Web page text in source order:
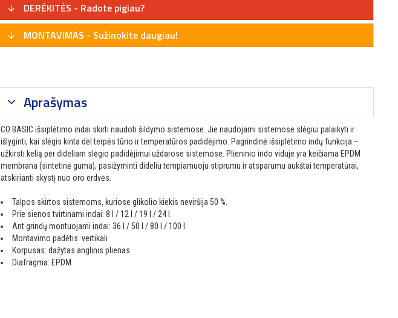
DERĖKITĖS - Radote pigiau?
MONTAVIMAS - Sužinokite daugiau!
Aprašymas
CO BASIC išsiplėtimo indai skirti naudoti šildymo sistemose. Jie naudojami sistemose slėgiui palaikyti ir
išlyginti, kai slėgis kinta dėl terpės tūrio ir temperatūros padidėjimo. Pagrindinė išsiplėtimo indų funkcija –
užkirsti kelią per dideliam slėgio padidėjimui uždarose sistemose. Plieninio indo viduje yra keičiama EPDM
membrana (sintetinė guma), pasižyminti dideliu tempiamuoju stiprumu ir atsparumu aukštai temperatūrai,
atskirianti skystį nuo oro erdvės.
Talpos skirtos sistemoms, kuriose glikolio kiekis neviršija 50 %.
Prie sienos tvirtinami indai: 8 l / 12 l / 19 l / 24 l.
Ant grindų montuojami indai: 36 l / 50 l / 80 l / 100 l.
Montavimo padėtis: vertikali
Korpusas: dažytas anglinis plienas
Diafragma: EPDM